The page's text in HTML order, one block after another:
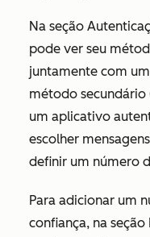
Na seção
pode ver seu
juntamente com
método secundário
um aplicativo
escolher
definir um número
Para adicionar um
confiança, na seção